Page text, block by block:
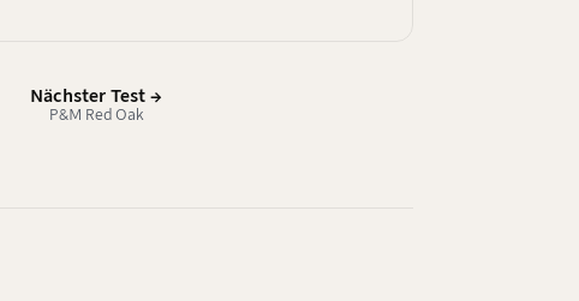
Nächster Test →
P&M Red Oak